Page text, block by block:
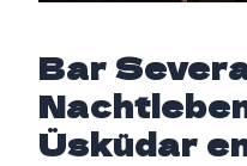
Bar
Üsküdar